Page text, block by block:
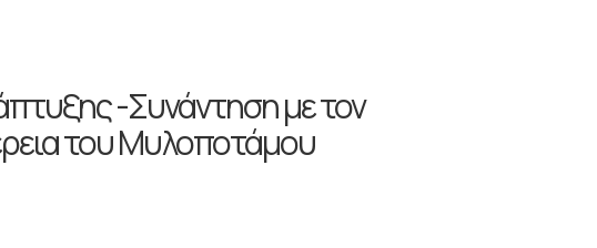
-Συνάντηση με τον
του Μυλοποτάμου